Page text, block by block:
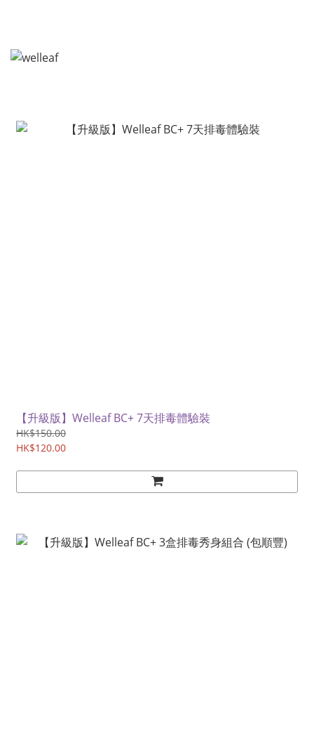
【升級版】Welleaf BC+ 7天排毒體驗裝
HK$150.00
HK$120.00